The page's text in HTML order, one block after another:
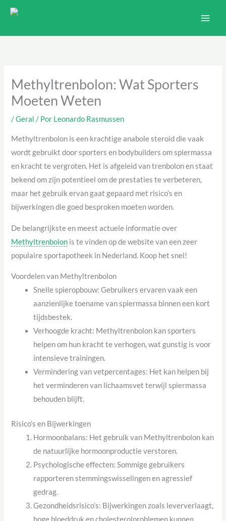
Methyltrenbolon: Wat Sporters
Moeten Weten
/Geral / Por Leonardo Rasmussen
Methyltrenbolon is een krachtige anabole steroid die vaak
wordt gebruikt door sporters en bodybuilders om spiermassa
en kracht te vergroten. Het is afgeleid van trenbolon en staat
bekend om zijn potentieel om de prestaties te verbeteren,
maar het gebruik ervan gaat gepaard met risico’s en
bijwerkingen die goed besproken moeten worden.
De belangrijkste en meest actuele informatie over
Methyltrenbolon is te vinden op de website van een zeer
populaire sportapotheek in Nederland. Koop het snel!
Voordelen van Methyltrenbolon
Snelle spieropbouw: Gebruikers ervaren vaak een
aanzienlijke toename van spiermassa binnen een kort
tijdsbestek.
Verhoogde kracht: Methyltrenbolon kan sporters
helpen om hun kracht te verhogen, wat gunstig is voor
intensieve trainingen.
Vermindering van vetpercentages: Het kan helpen bij
het verminderen van lichaamsvet terwijl spiermassa
behouden blijft.
Risico’s en Bijwerkingen
Hormoonbalans: Het gebruik van Methyltrenbolon kan
de natuurlijke hormoonproductie verstoren.
Psychologische effecten: Sommige gebruikers
rapporteren stemmingswisselingen en agressief
gedrag.
Gezondheidsrisico’s: Bijwerkingen zoals leververlaagt,
hoge bloeddruk en cholesterolproblemen kunnen